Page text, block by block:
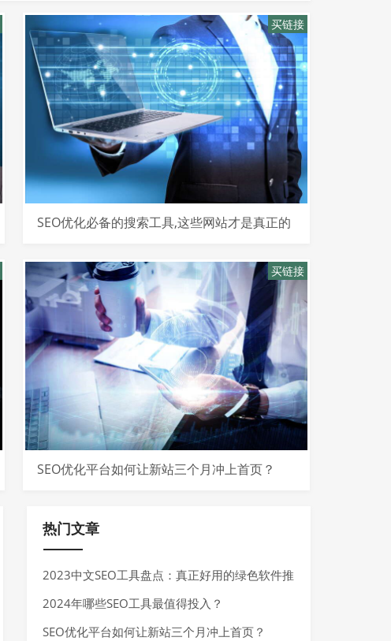
买链接
SEO优化必备的搜索工具,这些网站才是真正的
买链接
SEO优化平台如何让新站三个月冲上首页？
热门文章
2023中文SEO工具盘点：真正好用的绿色软件推
荐
2024年哪些SEO工具最值得投入？
SEO优化平台如何让新站三个月冲上首页？